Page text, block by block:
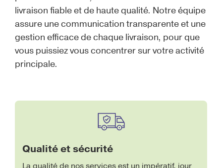
livraison fiable et de haute qualité. Notre équipe
assure une communication transparente et une
gestion efficace de chaque livraison, pour que
vous puissiez vous concentrer sur votre activité
principale.
Qualité et sécurité